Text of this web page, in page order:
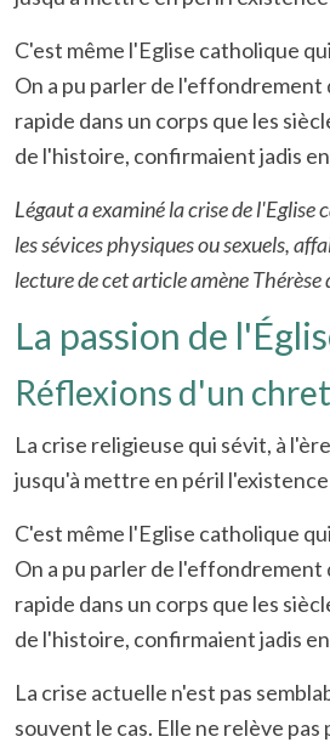
C'est même l'Eglise catholique
On a pu parler de
rapide dans un corps que les
de l'histoire, confirmaient jadis
Légaut a examiné la crise de
les sévices physiques ou sexuels,
lecture de cet article amène
La passion de
Réflexions d'un
La crise religieuse qui sévit, à
jusqu'à mettre en péril
C'est même l'Eglise catholique
On a pu parler de
rapide dans un corps que les
de l'histoire, confirmaient jadis
La crise actuelle n'est pas
souvent le cas. Elle ne relève